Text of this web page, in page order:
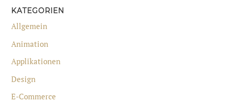
KATEGORIEN
Allgemein
Animation
Applikationen
Design
E-Commerce